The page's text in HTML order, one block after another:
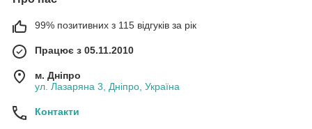
99% позитивних з 115 відгуків за рік
Працює з 05.11.2010
м. Дніпро
ул. Лазаряна 3, Дніпро, Україна
Контакти